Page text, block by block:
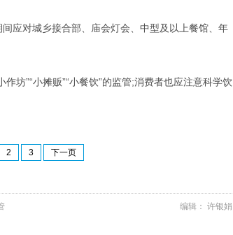
应对城乡接合部、庙会灯会、中型及以上餐馆、年
坊”“小摊贩”“小餐饮”的监管;消费者也应注意科学饮
2 3 下一页
编辑： 许银娟